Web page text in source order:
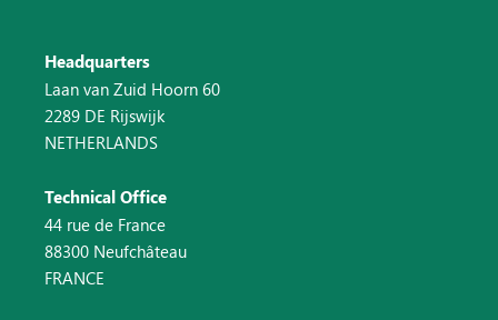
Headquarters
Laan van Zuid Hoorn 60
2289 DE Rijswijk
NETHERLANDS
Technical Office
44 rue de France
88300 Neufchâteau
FRANCE